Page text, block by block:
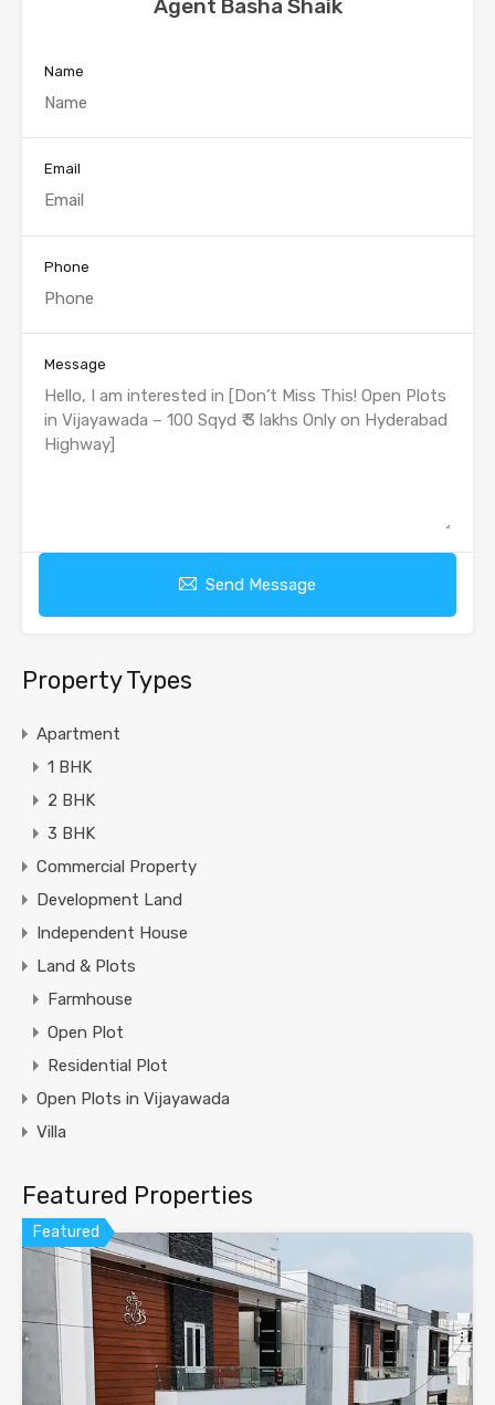
Agent Basha Shaik
Name
Email
Phone
Message
Send Message
Property Types
Apartment
1 BHK
2 BHK
3 BHK
Commercial Property
Development Land
Independent House
Land & Plots
Farmhouse
Open Plot
Residential Plot
Open Plots in Vijayawada
Villa
Featured Properties
Featured